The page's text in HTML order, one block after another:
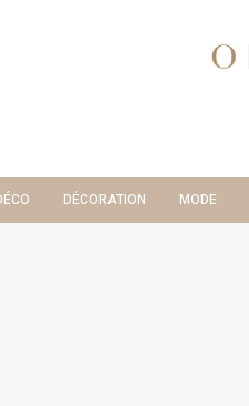
DÉCORATION MODE